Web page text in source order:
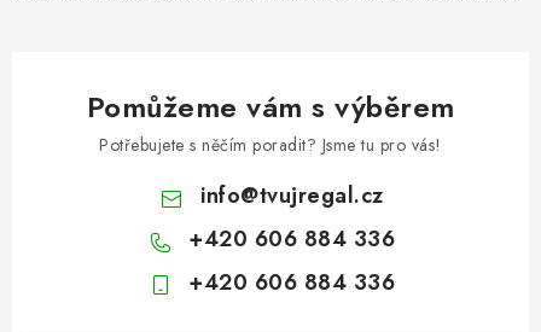
Pomůžeme vám s výběrem
Potřebujete s něčím poradit? Jsme tu pro vás!
info@tvujregal.cz
+420 606 884 336
+420 606 884 336